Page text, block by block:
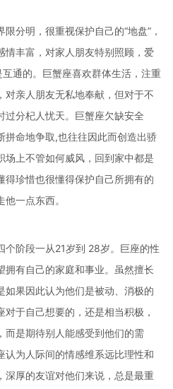
分明，很重视保护自己的“地盘”，
情丰富，对家人朋友特别照顾，爱
互通的。巨蟹座喜欢群体生活，注重
对亲人朋友无私地奉献，但对于不
过分杞人忧天。巨蟹座欠缺安全
拼命地争取,也往往因此而创造出骄
场上不管如何威风，回到家中都是
得珍惜也很懂得保护自己所拥有的
一点东西。
个阶段一从21岁到 28岁。巨座的性
拥有自己的家庭和事业。虽然擅长
如果因此认为他们是被动、消极的
于自己想要的，还是相当积极，
而是期待别人能感受到他们的需
认为人际间的情感维系远比理性和
深厚的友谊对他们来说，总是最重